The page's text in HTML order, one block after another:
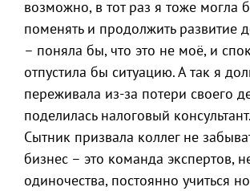
возможно, в тот раз я тоже могла
поменять и продолжить развитие
– поняла бы, что это не моё, и
отпустила бы ситуацию. А так я
переживала из-за потери своего
поделилась налоговый
Сытник призвала коллег не
бизнес – это команда экспертов,
одиночества, постоянно учиться